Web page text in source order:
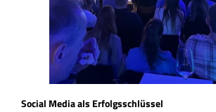
Social Media als Erfolgsschlüssel